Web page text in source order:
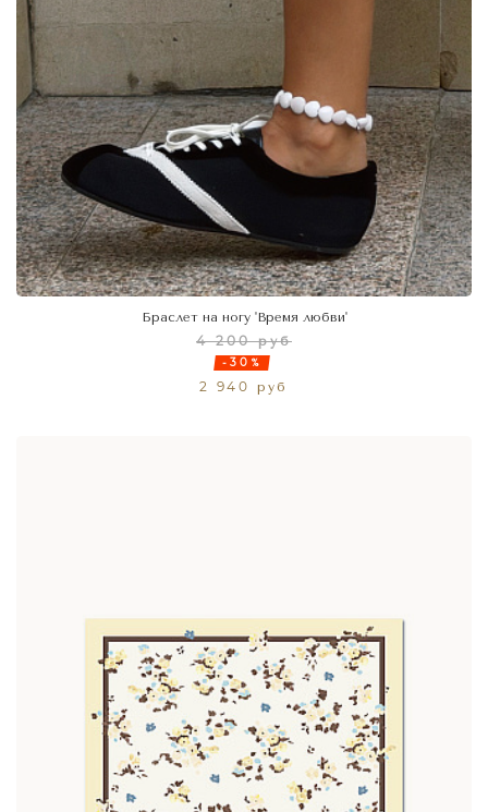
Браслет на ногу 'Время любви'
4 200 руб
-30%
2 940 руб